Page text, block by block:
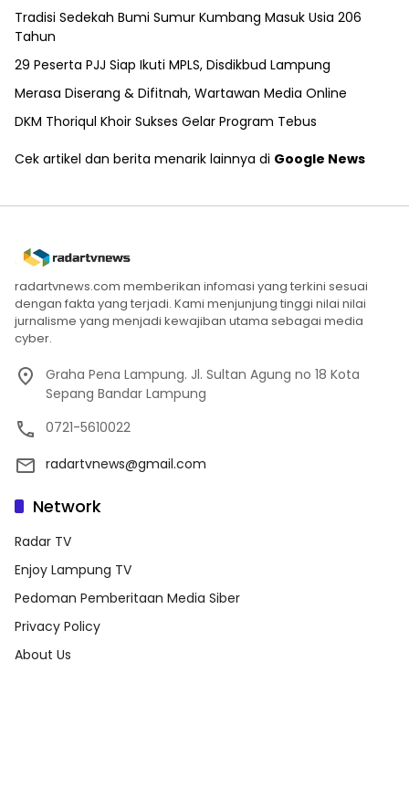
Tradisi Sedekah Bumi Sumur Kumbang Masuk Usia 206
Tahun
29 Peserta PJJ Siap Ikuti MPLS, Disdikbud Lampung
Merasa Diserang & Difitnah, Wartawan Media Online
DKM Thoriqul Khoir Sukses Gelar Program Tebus
Cek artikel dan berita menarik lainnya di Google News
radartvnews.com memberikan infomasi yang terkini sesuai
dengan fakta yang terjadi. Kami menjunjung tinggi nilai nilai
jurnalisme yang menjadi kewajiban utama sebagai media
cyber.
Graha Pena Lampung. Jl. Sultan Agung no 18 Kota
Sepang Bandar Lampung
0721-5610022
radartvnews@gmail.com
Network
Radar TV
Enjoy Lampung TV
Pedoman Pemberitaan Media Siber
Privacy Policy
About Us